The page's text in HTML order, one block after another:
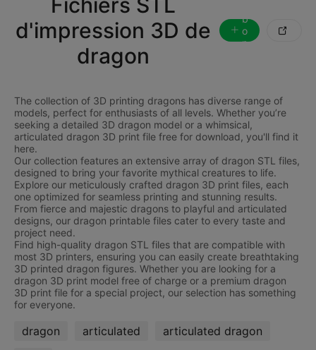
d'impression 3D de
dragon
b
o
n

The collection of 3D printing dragons has diverse range of
models, perfect for enthusiasts of all levels. Whether you’re
seeking a detailed 3D dragon model or a whimsical,
articulated dragon 3D print file free for download, you'll find it
here.
Our collection features an extensive array of dragon STL files,
designed to bring your favorite mythical creatures to life.
Explore our meticulously crafted dragon 3D print files, each
one optimized for seamless printing and stunning results.
From fierce and majestic dragons to playful and articulated
designs, our dragon printable files cater to every taste and
project need.
Find high-quality dragon STL files that are compatible with
most 3D printers, ensuring you can easily create breathtaking
3D printed dragon figures. Whether you are looking for a
dragon 3D print model free of charge or a premium dragon
3D print file for a special project, our selection has something
dragon articulated
articulated dragon